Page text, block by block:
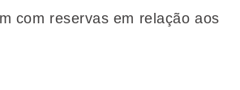
com reservas em relação aos